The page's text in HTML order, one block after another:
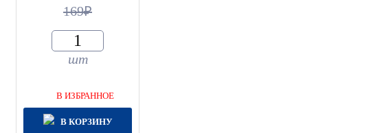
169
шт
В ИЗБРАННОЕ
В КОРЗИНУ